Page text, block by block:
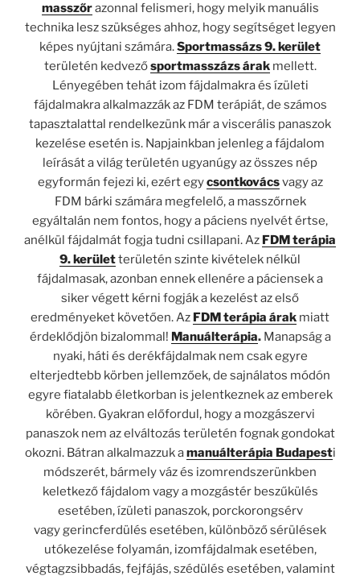
masszőrazonnal felismeri, hogy melyik manuális
technika lesz szükséges ahhoz, hogy segítséget legyen
képes nyújtani számára.Sportmassázs 9. kerület
területén kedvezősportmasszázs árakmellett.
Lényegében tehát izom fájdalmakra és ízületi
fájdalmakra alkalmazzák az FDM terápiát, de számos
tapasztalattal rendelkezünk már a viscerális panaszok
kezelése esetén is. Napjainkban jelenleg a fájdalom
leírását a világ területén ugyanúgy az összes nép
egyformán fejezi ki, ezért egycsontkovácsvagy az
FDM bárki számára megfelelő, a masszőrnek
egyáltalán nem fontos, hogy a páciens nyelvét értse,
anélkül fájdalmát fogja tudni csillapani. Az FDM terápia
9. kerületterületén szinte kivételek nélkül
fájdalmasak, azonban ennek ellenére a páciensek a
siker végett kérni fogják a kezelést az első
eredményeket követően. Az FDM terápia árak miatt
érdeklődjön bizalommal! Manuálterápia. Manapság a
nyaki, háti és derékfájdalmak nem csak egyre
elterjedtebb körben jellemzőek, de sajnálatos módón
egyre fiatalabb életkorban is jelentkeznek az emberek
körében. Gyakran előfordul, hogy a mozgászervi
panaszok nem az elváltozás területén fognak gondokat
okozni. Bátran alkalmazzuk amanuálterápia Budapesti
módszerét, bármely váz és izomrendszerünkben
keletkező fájdalom vagy a mozgástér beszűkülés
esetében, ízületi panaszok, porckorongsérv
vagy gerincferdülés esetében, különböző sérülések
utókezelése folyamán, izomfájdalmak esetében,
végtagzsibbadás, fejfájás, szédülés esetében, valamint